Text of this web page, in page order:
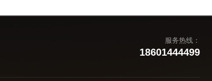
服务热线：
18601444499